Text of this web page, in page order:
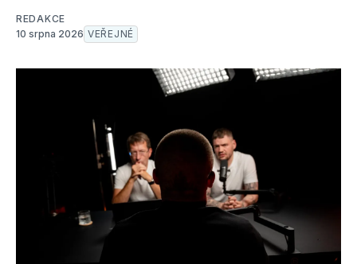
REDAKCE
10 srpna 2026 VEŘEJNÉ